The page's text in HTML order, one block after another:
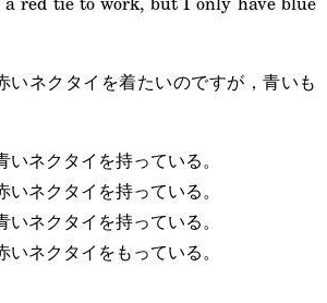
いネクタイを着たいのですが，青いも
ネクタイを持っている。
ネクタイを持っている。
ネクタイを持っている。
ネクタイをもっている。